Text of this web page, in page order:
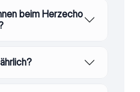
beim Herzecho